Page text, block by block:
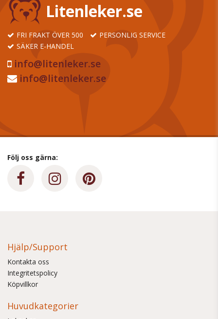
Litenleker.se
FRI FRAKT ÖVER 500
PERSONLIG SERVICE
SÄKER E-HANDEL
info@litenleker.se
info@litenleker.se
Följ oss gärna:
Hjälp/Support
Kontakta oss
Integritetspolicy
Köpvillkor
Huvudkategorier